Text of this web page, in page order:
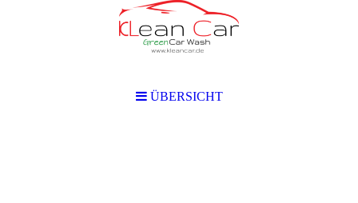
ÜBERSICHT